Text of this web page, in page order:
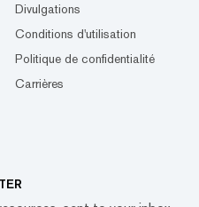
Divulgations
Conditions d'utilisation
Politique de confidentialité
Carrières